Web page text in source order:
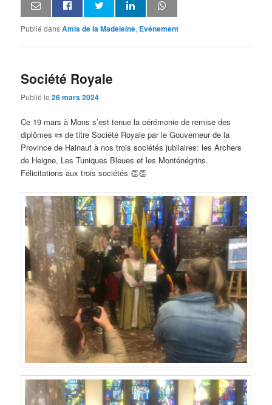
Publié dansAmis de la Madeleine, Evénement
Société Royale
Publié le26 mars 2024
Ce 19 mars à Mons s’est tenue la cérémonie de remise des
diplômes 📜 de titre Société Royale par le Gouverneur de la
Province de Hainaut à nos trois sociétés jubilaires: les Archers
de Heigne, Les Tuniques Bleues et les Monténégrins.
Félicitations aux trois sociétés 👏👏